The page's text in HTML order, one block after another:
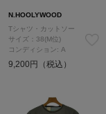
N.HOOLYWOOD
Tシャツ・カットソー
サイズ：38(M位)
コンディション: A
9,200円（税込）